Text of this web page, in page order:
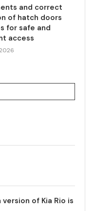
and correct
of hatch doors
for safe and
access
of Kia Rio is